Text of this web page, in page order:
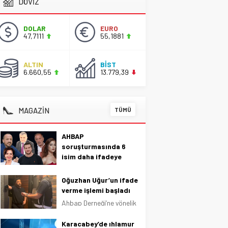
DOLAR
47,7111
EURO
55,1881
ALTIN
6.660,55
BİST
13.779,39
MAGAZİN TÜMÜ
AHBAP
soruşturmasında 6
isim daha ifadeye
AHBAP Derneği’ne
yönelik soruşturma
devam ediyor. Bu
ifadeye çağrıldı. AHBAP
Oğuzhan Uğur’un ifade
verme işlemi başladı
Ahbap Derneği’ne yönelik
kapsamında gözaltına
Karacabey’de ıhlamur